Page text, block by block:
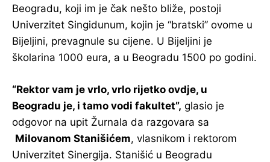
Beogradu, koji im je čak nešto bliže, postoji
Univerzitet Singidunum, kojin je “bratski” ovome u
Bijeljini, prevagnule su cijene. U Bijeljini je
školarina 1000 eura, a u Beogradu 1500 po godini.
“Rektor vam je vrlo, vrlo rijetko ovdje, u
Beogradu je, i tamo vodi fakultet”, glasio je
odgovor na upit Žurnala da razgovara sa
Milovanom Stanišićem, vlasnikom i rektorom
Univerzitet Sinergija. Stanišić u Beogradu